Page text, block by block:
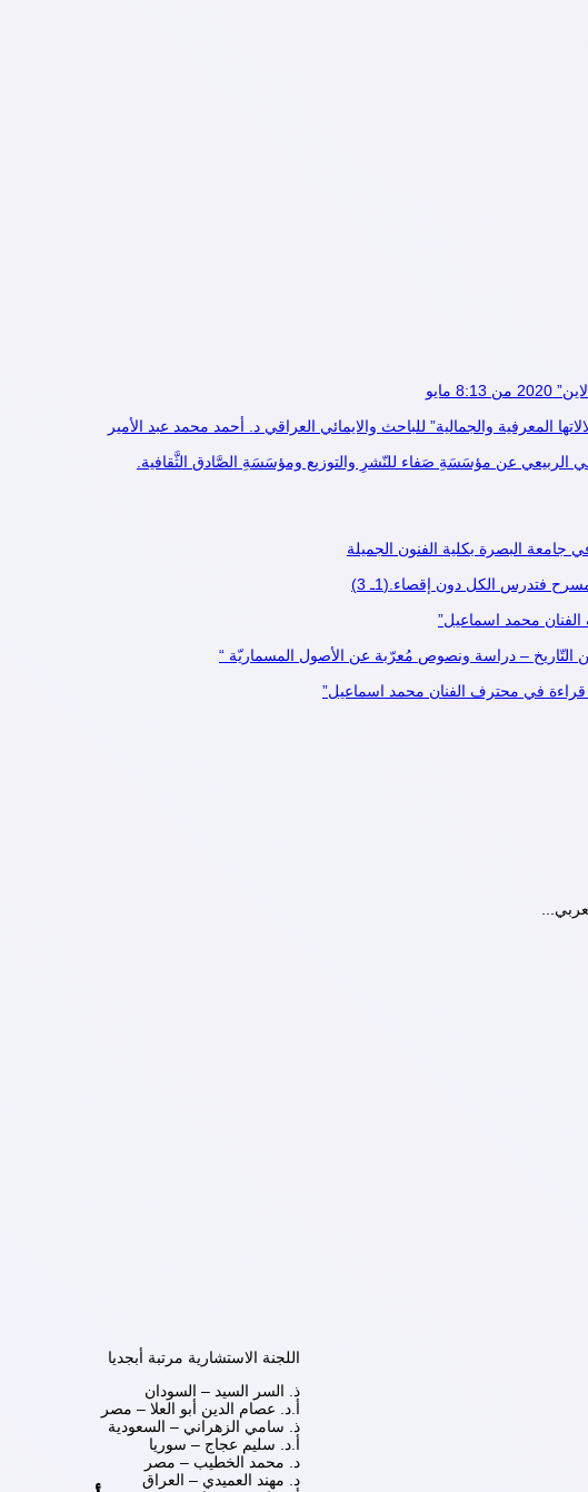
مايو
المعرفية والجمالية” للباحث والايمائي العراقي د. أحمد محمد عبد الأمير
الربيعي عن مؤسَسَةِ صَفاء للنّشرِ والتوزيع ومؤسَسَةِ الصَّادق الثَّقافية.
البصرة بكلية الفنون الجميلة
فتدرس الكل دون إقصاء.(1ـ 3)
الفنان محمد اسماعيل”
من التّاريخ – دراسة ونصوص مُعرّبة عن الأصول المسماريّة “
قراءة في محترف الفنان محمد اسماعيل”
اللجنة الاستشارية مرتبة أبجديا
ذ. السر السيد – السودان
أ.د. عصام الدين أبو العلا – مصر
ذ. سامي الزهراني – السعودية
أ.د. سليم عجاج – سوريا
د. محمد الخطيب – مصر
د. مهند العميدي – العراق